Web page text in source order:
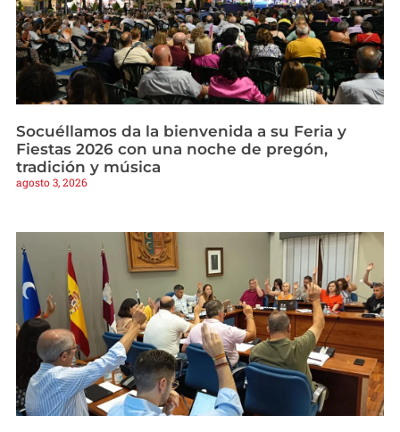
Socuéllamos da la bienvenida a su Feria y
Fiestas 2026 con una noche de pregón,
tradición y música
agosto 3, 2026